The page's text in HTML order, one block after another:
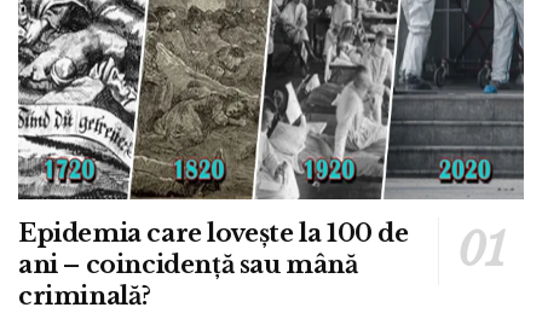
Epidemia care lovește la 100 de
ani – coincidență sau mână
criminală?